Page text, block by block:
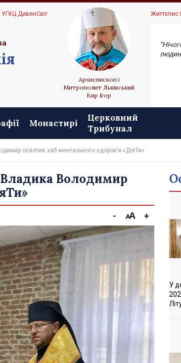
УГКЦ ДивенСвіт
Архиєпископ і
Митрополит Львівський
Кир Ігор
Життєпис
Монастирі
Церковний
Трибунал
освятив хаб ментального здоров’я «ДіяТи»
Владика Володимир
- +
У